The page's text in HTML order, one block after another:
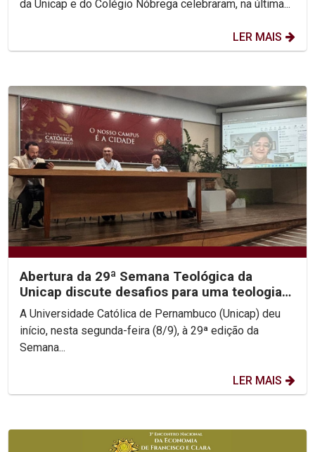
da Unicap e do Colégio Nóbrega celebraram, na última...
LER MAIS
Abertura da 29ª Semana Teológica da
Unicap discute desafios para uma teologia
contemporânea
A Universidade Católica de Pernambuco (Unicap) deu
início, nesta segunda-feira (8/9), à 29ª edição da
Semana...
LER MAIS